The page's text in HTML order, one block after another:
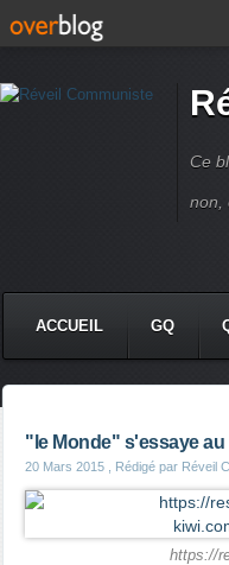
Ce
non,
ACCUEIL GQ
"le Monde" s'essaye
20 Mars 2015 , Rédigé par Réveil
https://